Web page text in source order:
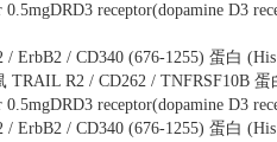
0.5mgDRD3 receptor(dopamine D3
/ ErbB2 / CD340 (676-1255) 蛋白
TRAIL R2 / CD262 / TNFRSF10B 蛋
0.5mgDRD3 receptor(dopamine D3
/ ErbB2 / CD340 (676-1255) 蛋白